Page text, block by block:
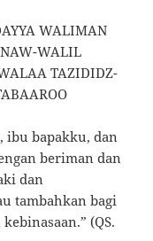
WALIMAN
WALIL
TAZIDIDZ-
ibu bapakku, dan
beriman dan
dan
tambahkan bagi
(QS.